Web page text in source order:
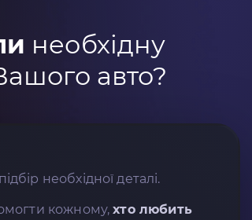
необхідну
авто?
необхідної деталі.
кожному,хто любить